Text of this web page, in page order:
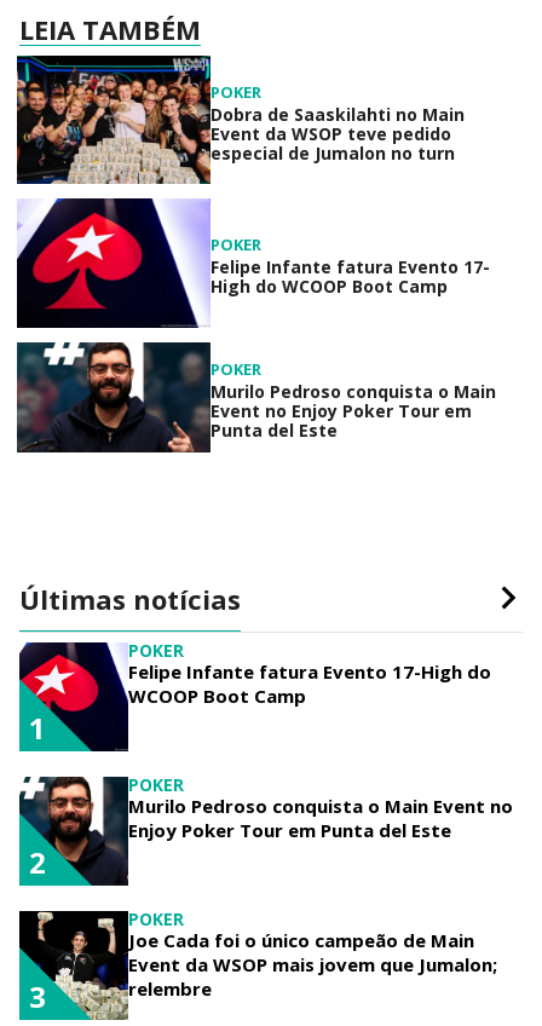
LEIA TAMBÉM
POKER
Dobra de Saaskilahti no Main
Event da WSOP teve pedido
especial de Jumalon no turn
POKER
Felipe Infante fatura Evento 17-
High do WCOOP Boot Camp
POKER
Murilo Pedroso conquista o Main
Event no Enjoy Poker Tour em
Punta del Este
Últimas notícias
POKER
Felipe Infante fatura Evento 17-High do
WCOOP Boot Camp
1
POKER
Murilo Pedroso conquista o Main Event no
Enjoy Poker Tour em Punta del Este
2
POKER
Joe Cada foi o único campeão de Main
Event da WSOP mais jovem que Jumalon;
relembre
3